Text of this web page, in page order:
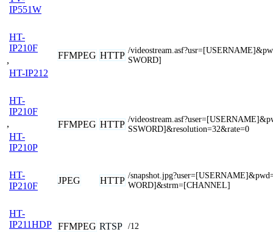
IP551W
HT-
IP210F
,
HT-IP212
FFMPEG HTTP /
SWORD]
HT-
IP210F
,
HT-
IP210P
FFMPEG HTTP /
SSWORD]&resolution=32&rate=0
HT-
IP210F
JPEG HTTP /
WORD]&strm=[CHANNEL]
HT-
IP211HDP FFMPEG RTSP /12